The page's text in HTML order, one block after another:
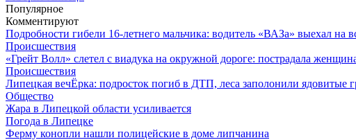
Популярное
Комментируют
Подробности гибели 16-летнего мальчика: водитель «ВАЗа» выехал на
Происшествия
«Грейт Волл» слетел с виадука на окружной дороге: пострадала
Происшествия
Липецкая вечЁрка: подросток погиб в ДТП, леса заполонили ядовитые
Общество
Жара в Липецкой области усиливается
Погода в Липецке
Ферму конопли нашли полицейские в доме липчанина